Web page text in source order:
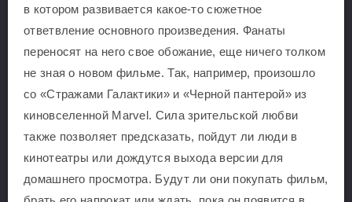
в котором развивается какое-то сюжетное
ответвление основного произведения. Фанаты
переносят на него свое обожание, еще ничего толком
не зная о новом фильме. Так, например, произошло
со «Стражами Галактики» и «Черной пантерой» из
киновселенной Marvel. Сила зрительской любви
также позволяет предсказать, пойдут ли люди в
кинотеатры или дождутся выхода версии для
домашнего просмотра. Будут ли они покупать фильм,